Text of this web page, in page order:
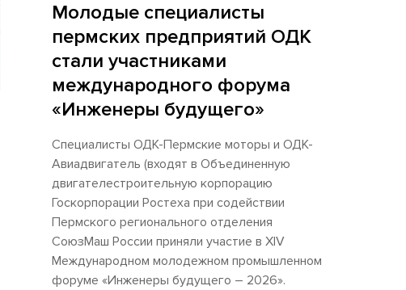
Молодые специалисты
пермских предприятий ОДК
стали участниками
международного форума
«Инженеры будущего»
Специалисты ОДК-Пермские моторы и ОДК-
Авиадвигатель (входят в Объединенную
двигателестроительную корпорацию
Госкорпорации Ростеха при содействии
Пермского регионального отделения
СоюзМаш России приняли участие в XIV
Международном молодежном промышленном
форуме «Инженеры будущего – 2026».